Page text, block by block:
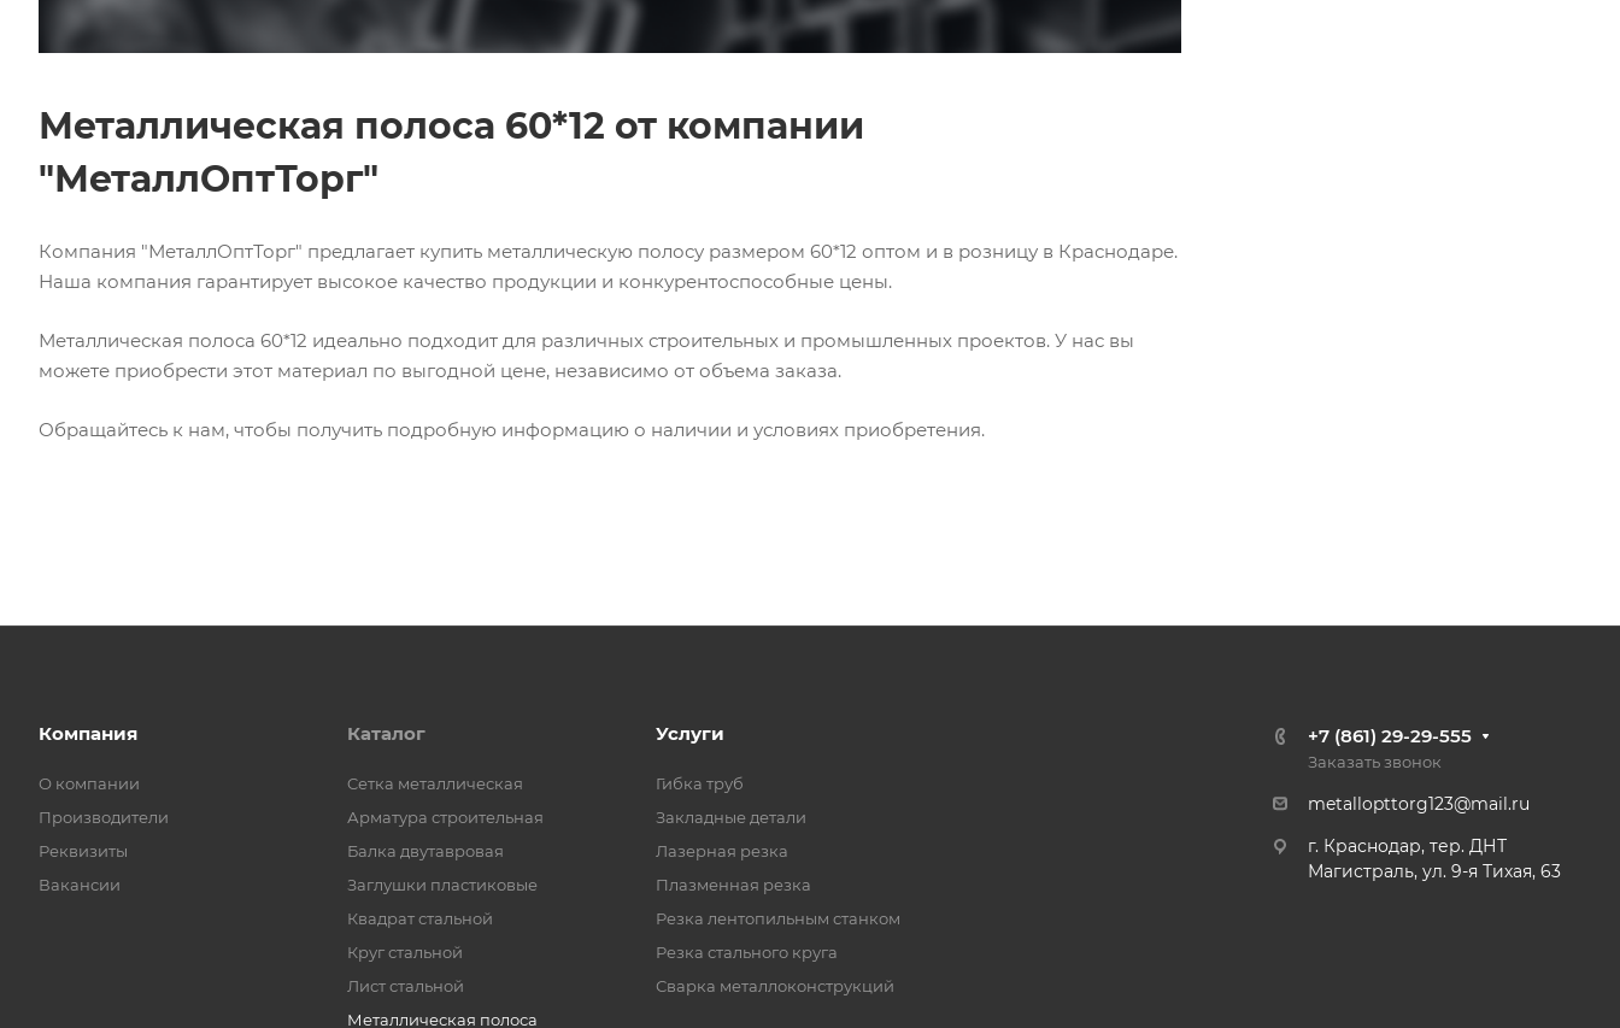
Металлическая полоса 60*12 от компании
"МеталлОптТорг"
Компания "МеталлОптТорг" предлагает купить металлическую полосу размером 60*12 оптом и в розницу в Краснодаре.
Наша компания гарантирует высокое качество продукции и конкурентоспособные цены.
Металлическая полоса 60*12 идеально подходит для различных строительных и промышленных проектов. У нас вы
можете приобрести этот материал по выгодной цене, независимо от объема заказа.
Обращайтесь к нам, чтобы получить подробную информацию о наличии и условиях приобретения.
Компания
О компании
Производители
Реквизиты
Вакансии
Каталог
Cетка металлическая
Арматура строительная
Балка двутавровая
Заглушки пластиковые
Квадрат стальной
Круг стальной
Лист стальной
Металлическая полоса
Услуги
Гибка труб
Закладные детали
Лазерная резка
Плазменная резка
Резка лентопильным станком
Резка стального круга
Сварка металлоконструкций
+7 (861) 29-29-555
Заказать звонок
metallopttorg123@mail.ru
г. Краснодар, тер. ДНТ
Магистраль, ул. 9-я Тихая, 63